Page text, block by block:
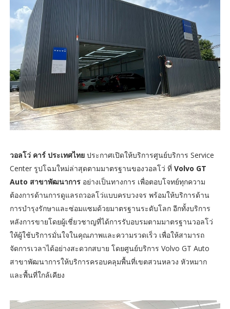
วอลโว่ คาร์ ประเทศไทยประกาศเปิดให้บริการศูนย์บริการ Service
Center รูปโฉมใหม่ล่าสุดตามมาตรฐานของวอลโว่ ที่ Volvo GT
Auto สาขาพัฒนาการอย่างเป็นทางการ เพื่อตอบโจทย์ทุกความ
ต้องการด้านการดูแลรถวอลโว่แบบครบวงจร พร้อมให้บริการด้าน
การบำรุงรักษาและซ่อมแซมด้วยมาตรฐานระดับโลก อีกทั้งบริการ
หลังการขายโดยผู้เชี่ยวชาญที่ได้การรับอบรมตามมาตรฐานวอลโว่
ให้ผู้ใช้บริการมั่นใจในคุณภาพและความรวดเร็ว เพื่อให้สามารถ
จัดการเวลาได้อย่างสะดวกสบาย โดยศูนย์บริการ Volvo GT Auto
สาขาพัฒนาการให้บริการครอบคลุมพื้นที่เขตสวนหลวง หัวหมาก
และพื้นที่ใกล้เคียง